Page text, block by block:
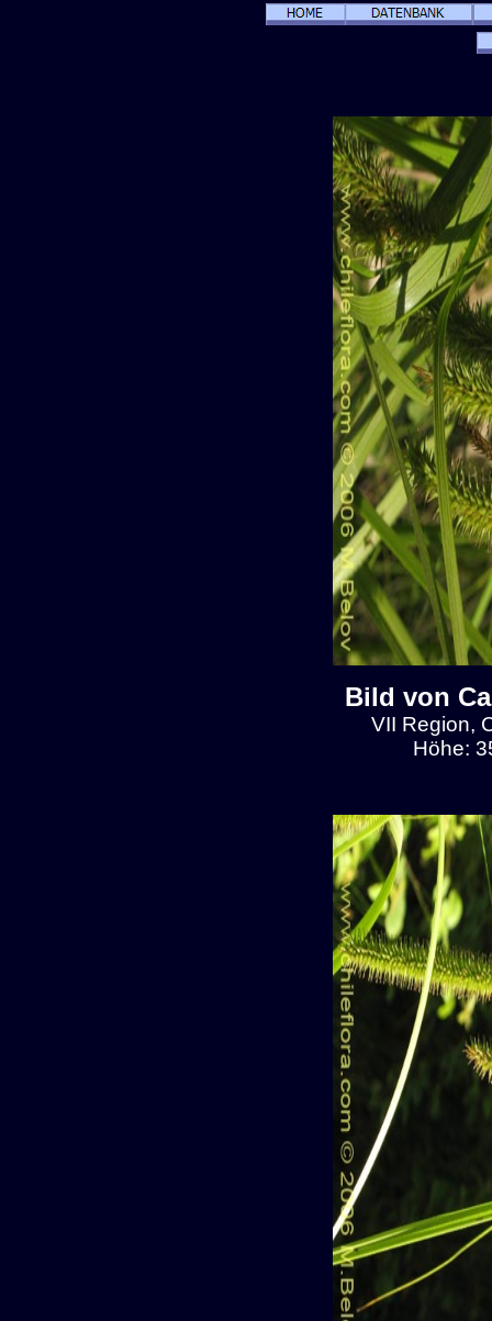
Bild von
VII Region,
Höhe: